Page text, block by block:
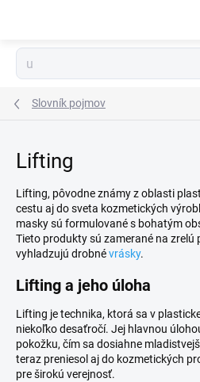
Slovník pojmov
Lifting
Lifting, pôvodne známy z oblasti
cestu aj do sveta kozmetických
masky sú formulované s bohatým
Tieto produkty sú zamerané na zrelú
vyhladzujú drobnévrásky.
Lifting a jeho úloha
Lifting je technika, ktorá sa v
niekoľko desaťročí. Jej hlavnou
pokožku, čím sa dosiahne
teraz preniesol aj do kozmetických
pre širokú verejnosť.